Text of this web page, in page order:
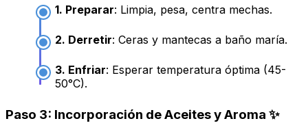
1. Preparar: Limpia, pesa, centra mechas.
2. Derretir: Ceras y mantecas a baño maría.
3. Enfriar: Esperar temperatura óptima (45-
50°C).
Paso 3: Incorporación de Aceites y Aroma ✨